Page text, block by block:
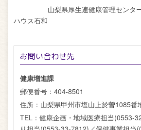
山梨県厚生連健康管理センター
ハウス石和
お問い合わせ先
健康増進課
郵便番号： 404-8501
住所： 山梨県甲州市塩山上於曽1085番
TEL： 健康企画・地域医療担当(0553-